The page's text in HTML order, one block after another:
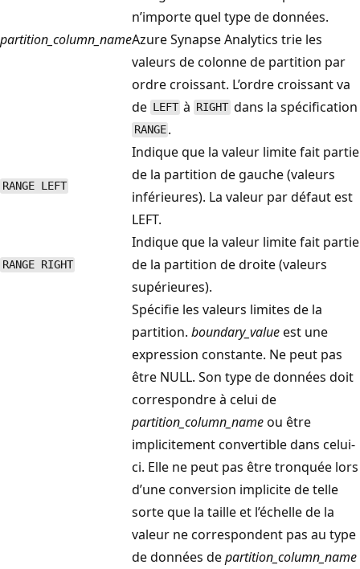
partition_column_name
n’importe quel type de données.
Azure Synapse Analytics trie les
valeurs de colonne de partition par
ordre croissant. L’ordre croissant va
de LEFT à RIGHTdans la spécification
RANGE .
RANGE LEFT
Indique que la valeur limite fait partie
de la partition de gauche (valeurs
inférieures). La valeur par défaut est
LEFT.
RANGE RIGHT
Indique que la valeur limite fait partie
de la partition de droite (valeurs
supérieures).
Spécifie les valeurs limites de la
partition. boundary_valueest une
expression constante. Ne peut pas
être NULL. Son type de données doit
correspondre à celui de
partition_column_nameou être
implicitement convertible dans celui-
ci. Elle ne peut pas être tronquée lors
d’une conversion implicite de telle
sorte que la taille et l’échelle de la
valeur ne correspondent pas au type
de données departition_column_name